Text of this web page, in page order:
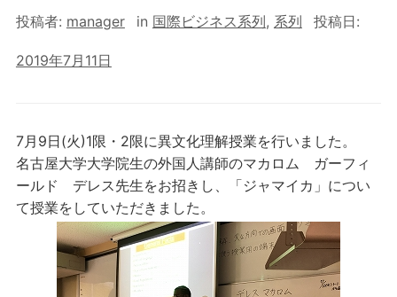
投稿者: manager in 国際ビジネス系列, 系列 投稿日:
2019年7月11日
7月9日(火)1限・2限に異文化理解授業を行いました。
名古屋大学大学院生の外国人講師のマカロム ガーフィ
ールド デレス先生をお招きし、「ジャマイカ」につい
て授業をしていただきました。